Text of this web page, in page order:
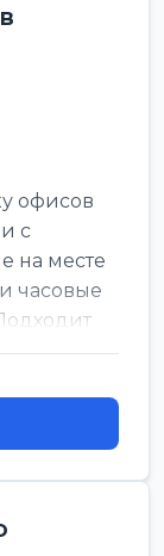
офисов
с
на месте
часовые